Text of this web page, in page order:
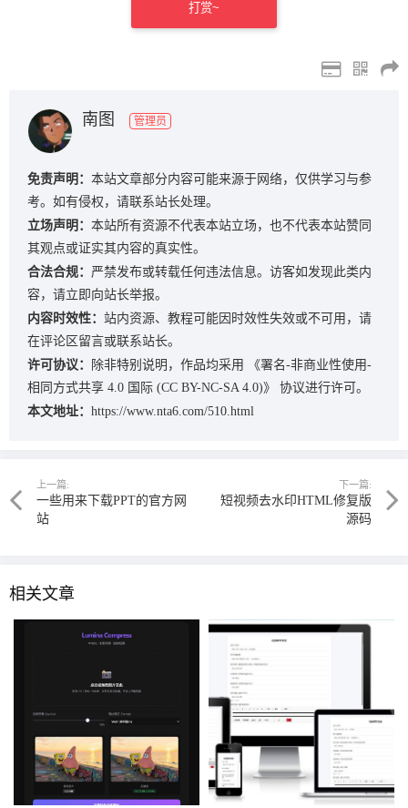
打赏~
南图 管理员
免责声明： 本站文章部分内容可能来源于网络，仅供学习与参
考。如有侵权，请联系站长处理。
立场声明： 本站所有资源不代表本站立场，也不代表本站赞同
其观点或证实其内容的真实性。
合法合规： 严禁发布或转载任何违法信息。访客如发现此类内
容，请立即向站长举报。
内容时效性： 站内资源、教程可能因时效性失效或不可用，请
在评论区留言或联系站长。
许可协议：
除非特别说明，作品均采用
《署名-非商业性使用-
相同方式共享 4.0 国际 (CC BY-NC-SA 4.0)》
协议进行许可。
本文地址： https://www.nta6.com/510.html
上一篇:
一些用来下载PPT的官方网
站
下一篇:
短视频去水印HTML修复版
源码
相关文章